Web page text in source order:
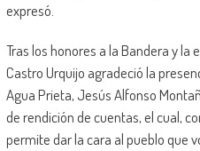
expresó.
Tras los honores a la Bandera y la
Castro Urquijo agradeció la
Agua Prieta, Jesús Alfonso
de rendición de cuentas, el cual,
permite dar la cara al pueblo que